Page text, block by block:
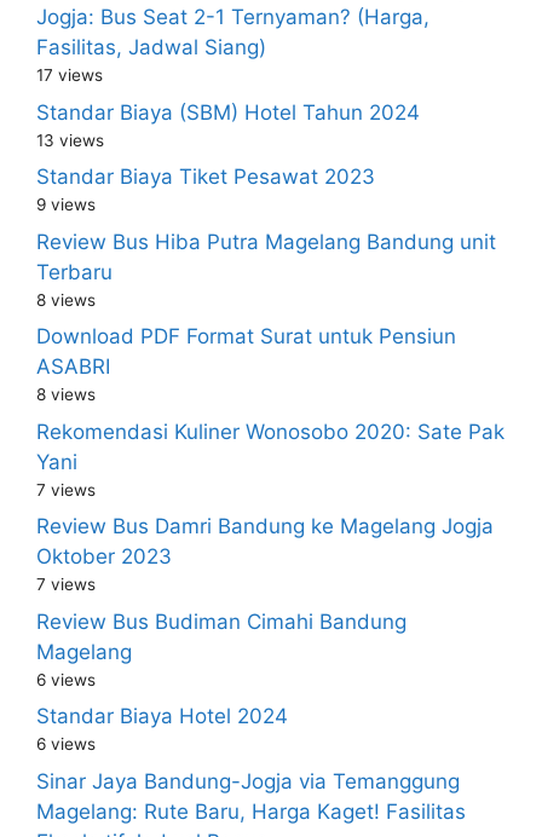
Jogja: Bus Seat 2-1 Ternyaman? (Harga,
Fasilitas, Jadwal Siang)
17 views
Standar Biaya (SBM) Hotel Tahun 2024
13 views
Standar Biaya Tiket Pesawat 2023
9 views
Review Bus Hiba Putra Magelang Bandung unit
Terbaru
8 views
Download PDF Format Surat untuk Pensiun
ASABRI
8 views
Rekomendasi Kuliner Wonosobo 2020: Sate Pak
Yani
7 views
Review Bus Damri Bandung ke Magelang Jogja
Oktober 2023
7 views
Review Bus Budiman Cimahi Bandung
Magelang
6 views
Standar Biaya Hotel 2024
6 views
Sinar Jaya Bandung-Jogja via Temanggung
Magelang: Rute Baru, Harga Kaget! Fasilitas